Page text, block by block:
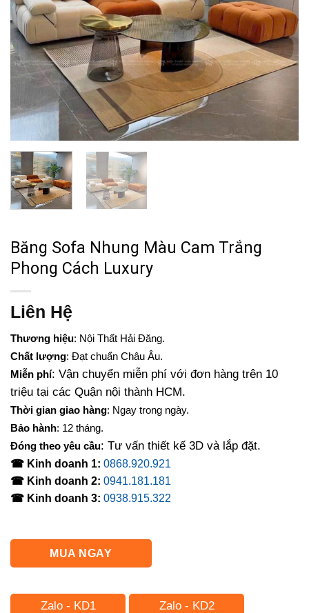
Băng Sofa Nhung Màu Cam Trắng
Phong Cách Luxury
Liên Hệ
Thương hiệu: Nội Thất Hải Đăng.
Chất lượng: Đạt chuẩn Châu Âu.
Miễn phí: Vận chuyển miễn phí với đơn hàng trên 10
triệu tại các Quận nội thành HCM.
Thời gian giao hàng: Ngay trong ngày.
Bảo hành: 12 tháng.
Đóng theo yêu cầu: Tư vấn thiết kế 3D và lắp đặt.
☎ Kinh doanh 1: 0868.920.921
☎ Kinh doanh 2: 0941.181.181
☎ Kinh doanh 3: 0938.915.322
MUA NGAY
Zalo - KD1 Zalo - KD2